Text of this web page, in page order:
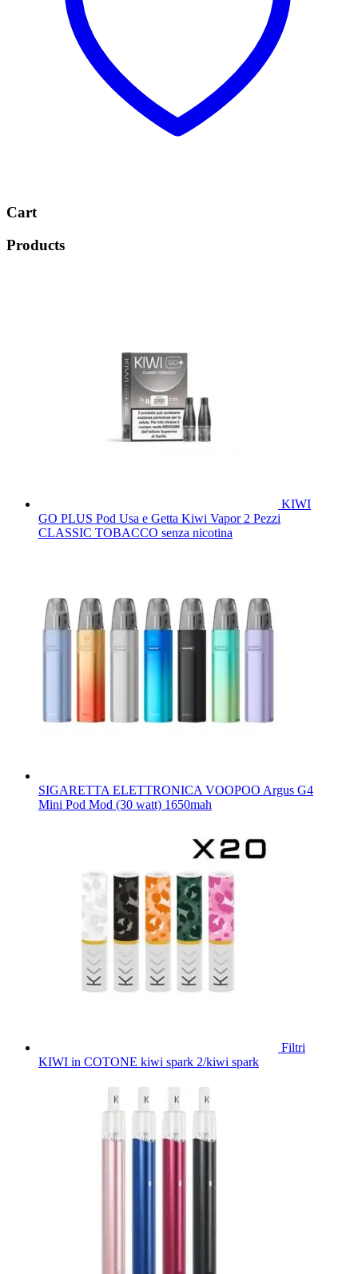
Cart
Products
KIWI
GO PLUS Pod Usa e Getta Kiwi Vapor 2 Pezzi
CLASSIC TOBACCO senza nicotina
SIGARETTA ELETTRONICA VOOPOO Argus G4
Mini Pod Mod (30 watt) 1650mah
Filtri
KIWI in COTONE kiwi spark 2/kiwi spark